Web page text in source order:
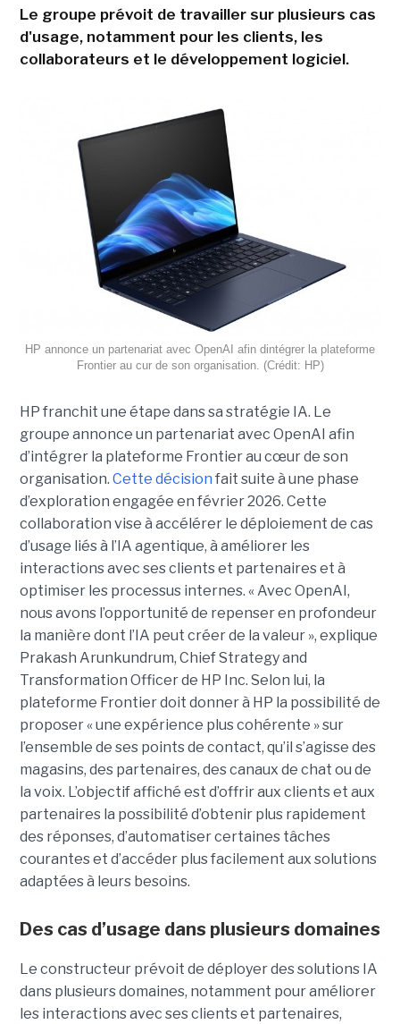
Le groupe prévoit de travailler sur plusieurs cas
d'usage, notamment pour les clients, les
collaborateurs et le développement logiciel.
HP annonce un partenariat avec OpenAI afin dintégrer la plateforme
Frontier au cur de son organisation. (Crédit: HP)
HP franchit une étape dans sa stratégie IA. Le
groupe annonce un partenariat avec OpenAI afin
d’intégrer la plateforme Frontier au cœur de son
organisation. Cette décision fait suite à une phase
d’exploration engagée en février 2026. Cette
collaboration vise à accélérer le déploiement de cas
d’usage liés à l’IA agentique, à améliorer les
interactions avec ses clients et partenaires et à
optimiser les processus internes. « Avec OpenAI,
nous avons l’opportunité de repenser en profondeur
la manière dont l’IA peut créer de la valeur », explique
Prakash Arunkundrum, Chief Strategy and
Transformation Officer de HP Inc. Selon lui, la
plateforme Frontier doit donner à HP la possibilité de
proposer « une expérience plus cohérente » sur
l’ensemble de ses points de contact, qu’il s’agisse des
magasins, des partenaires, des canaux de chat ou de
la voix. L’objectif affiché est d’offrir aux clients et aux
partenaires la possibilité d’obtenir plus rapidement
des réponses, d’automatiser certaines tâches
courantes et d’accéder plus facilement aux solutions
adaptées à leurs besoins.
Des cas d’usage dans plusieurs domaines
Le constructeur prévoit de déployer des solutions IA
dans plusieurs domaines, notamment pour améliorer
les interactions avec ses clients et partenaires,